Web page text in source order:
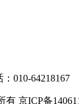
010-64218167
京ICP备